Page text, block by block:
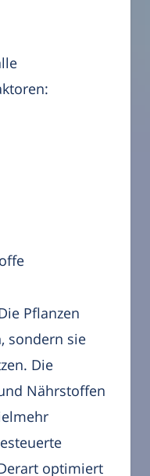
Pflanzen
sondern sie
Die
Nährstoffen
optimiert